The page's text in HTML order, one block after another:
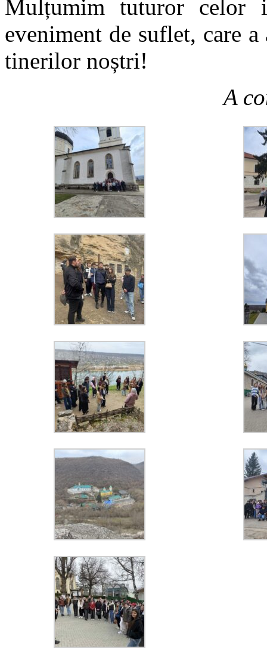
Mulțumim tuturor celor
eveniment de suflet, care
tinerilor noștri!
A